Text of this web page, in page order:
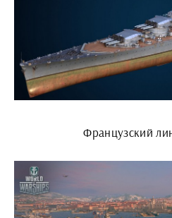
Французский